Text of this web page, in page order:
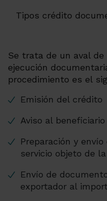
Tipos crédito
Se trata de un aval de
ejecución
procedimiento es el
Emisión del crédito
Aviso al beneficiario
Preparación y
servicio objeto de
Envío de
exportador al